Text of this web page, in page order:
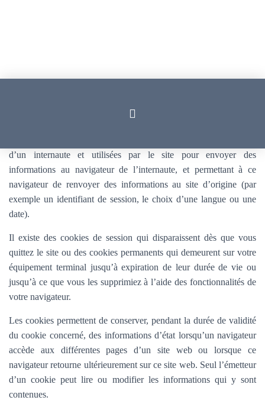
Qu’est-ce qu’un cookie ?
d’un internaute et utilisées par le site pour envoyer des
informations au navigateur de l’internaute, et permettant à ce
navigateur de renvoyer des informations au site d’origine (par
exemple un identifiant de session, le choix d’une langue ou une
date).
Il existe des cookies de session qui disparaissent dès que vous
quittez le site ou des cookies permanents qui demeurent sur votre
équipement terminal jusqu’à expiration de leur durée de vie ou
jusqu’à ce que vous les supprimiez à l’aide des fonctionnalités de
votre navigateur.
Les cookies permettent de conserver, pendant la durée de validité
du cookie concerné, des informations d’état lorsqu’un navigateur
accède aux différentes pages d’un site web ou lorsque ce
navigateur retourne ultérieurement sur ce site web. Seul l’émetteur
d’un cookie peut lire ou modifier les informations qui y sont
contenues.